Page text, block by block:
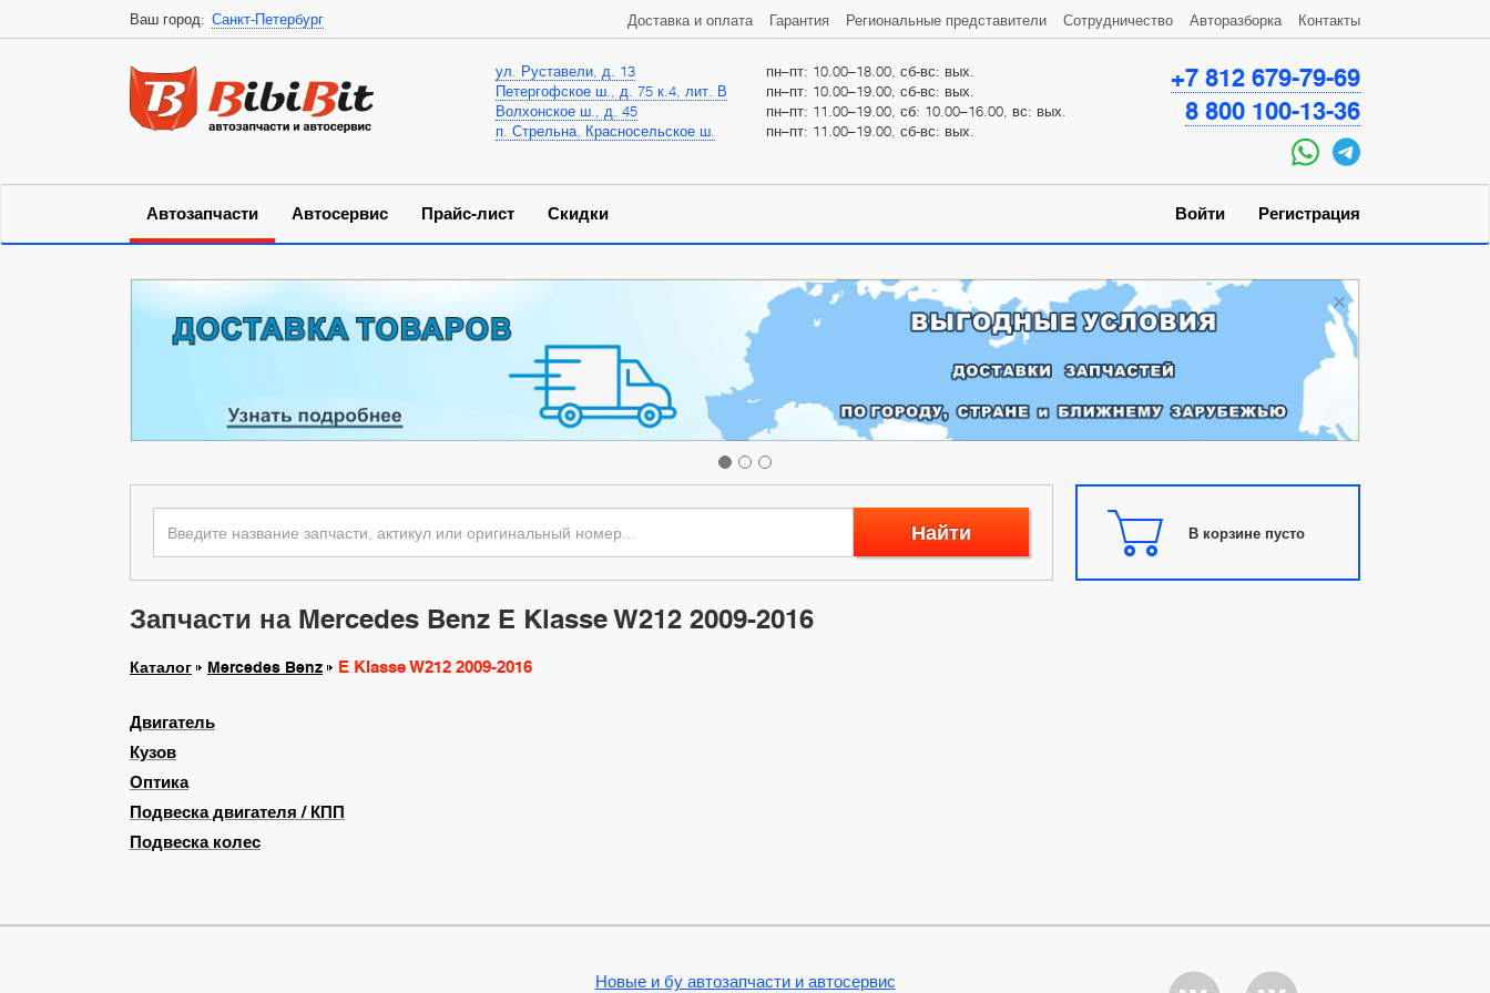
Ваш город: Санкт-Петербург
ул. Руставели, д. 13
пн–пт: 10.00–18.00, сб-вс: вых.
Петергофское ш., д. 75 к.4, лит. В
пн–пт: 10.00–19.00, сб-вс: вых.
Волхонское ш., д. 45
пн–пт: 11.00–19.00, сб: 10.00–16.00, вс: вых.
п. Стрельна, Красносельское ш.
пн–пт: 11.00–19.00, сб-вс: вых.
+7 812 679-79-69
8 800 100-13-36
Автозапчасти Автосервис Прайс-лист Скидки
Доставка и оплата Гарантия Региональные представители Сотрудничество Авторазборка Контакты
Войти Регистрация
×
Найти В корзине пусто
Запчасти на Mercedes Benz E Klasse W212 2009-2016
Каталог Mercedes Benz E Klasse W212 2009-2016
Двигатель
Кузов
Оптика
Подвеска двигателя / КПП
Подвеска колес
Новые и бу автозапчасти и автосервис